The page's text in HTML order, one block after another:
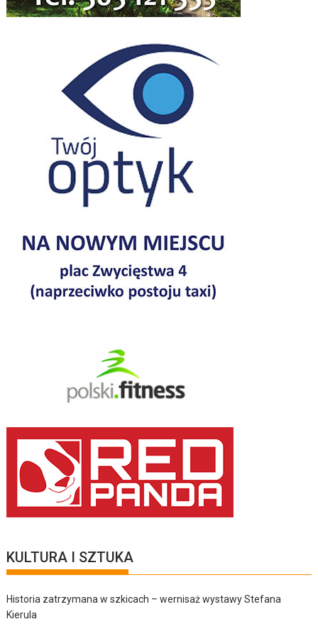
KULTURA I SZTUKA
Historia zatrzymana w szkicach – wernisaż wystawy Stefana
Kierula